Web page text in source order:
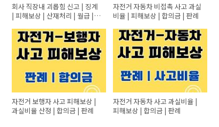
회사 직장내 괴롭힘 신고 | 징계
| 피해보상 | 산재처리 | 월급 |
자전거 자동차 비접촉 사고 과실
비율 | 피해보상 | 합의금 | 판례
자전거 보행자 사고 피해보상 |
과실비율 산정 | 합의금 | 판례
자전거 자동차 사고 과실비율 |
피해보상 | 합의금 | 판례